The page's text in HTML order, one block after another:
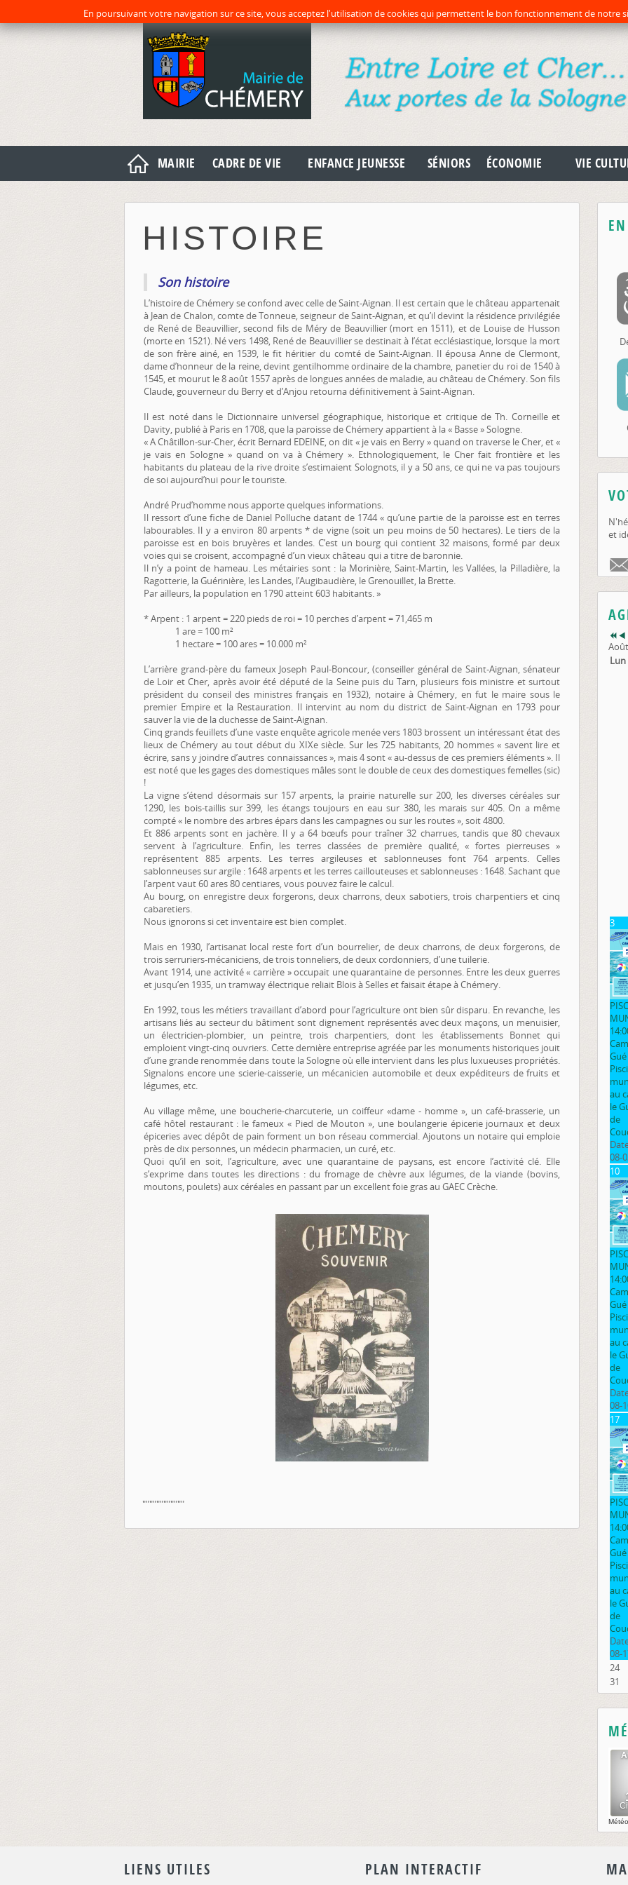
MAIRIE CADRE DE VIE ENFANCE JEUNESSE SÉNIORS ÉCONOMIE VIE
HISTOIRE
Son histoire
L’histoire de Chémery se confond avec celle de Saint-Aignan. Il est certain que le château appartenait
à Jean de Chalon, comte de Tonneue, seigneur de Saint-Aignan, et qu’il devint la résidence privilégiée
de René de Beauvillier, second fils de Méry de Beauvillier (mort en 1511), et de Louise de Husson
(morte en 1521). Né vers 1498, René de Beauvillier se destinait à l’état ecclésiastique, lorsque la mort
de son frère ainé, en 1539, le fit héritier du comté de Saint-Aignan. Il épousa Anne de Clermont,
dame d’honneur de la reine, devint gentilhomme ordinaire de la chambre, panetier du roi de 1540 à
1545, et mourut le 8 août 1557 après de longues années de maladie, au château de Chémery. Son fils
Claude, gouverneur du Berry et d’Anjou retourna définitivement à Saint-Aignan.
Il est noté dans le Dictionnaire universel géographique, historique et critique de Th. Corneille et
Davity, publié à Paris en 1708, que la paroisse de Chémery appartient à la « Basse » Sologne.
« A Châtillon-sur-Cher, écrit Bernard EDEINE, on dit « je vais en Berry » quand on traverse le Cher, et «
je vais en Sologne » quand on va à Chémery ». Ethnologiquement, le Cher fait frontière et les
habitants du plateau de la rive droite s’estimaient Solognots, il y a 50 ans, ce qui ne va pas toujours
de soi aujourd’hui pour le touriste.
André Prud’homme nous apporte quelques informations.
Il ressort d’une fiche de Daniel Polluche datant de 1744 « qu’une partie de la paroisse est en terres
labourables. Il y a environ 80 arpents * de vigne (soit un peu moins de 50 hectares). Le tiers de la
paroisse est en bois bruyères et landes. C’est un bourg qui contient 32 maisons, formé par deux
voies qui se croisent, accompagné d’un vieux château qui a titre de baronnie.
Il n’y a point de hameau. Les métairies sont : la Morinière, Saint-Martin, les Vallées, la Pilladière, la
Ragotterie, la Guérinière, les Landes, l’Augibaudière, le Grenouillet, la Brette.
Par ailleurs, la population en 1790 atteint 603 habitants. »
* Arpent : 1 arpent = 220 pieds de roi = 10 perches d’arpent = 71,465 m
1 are = 100 m²
1 hectare = 100 ares = 10.000 m²
L’arrière grand-père du fameux Joseph Paul-Boncour, (conseiller général de Saint-Aignan, sénateur
de Loir et Cher, après avoir été député de la Seine puis du Tarn, plusieurs fois ministre et surtout
président du conseil des ministres français en 1932), notaire à Chémery, en fut le maire sous le
premier Empire et la Restauration. Il intervint au nom du district de Saint-Aignan en 1793 pour
sauver la vie de la duchesse de Saint-Aignan.
Cinq grands feuillets d’une vaste enquête agricole menée vers 1803 brossent un intéressant état des
lieux de Chémery au tout début du XIXe siècle. Sur les 725 habitants, 20 hommes « savent lire et
écrire, sans y joindre d’autres connaissances », mais 4 sont « au-dessus de ces premiers éléments ». Il
est noté que les gages des domestiques mâles sont le double de ceux des domestiques femelles (sic)
!
La vigne s’étend désormais sur 157 arpents, la prairie naturelle sur 200, les diverses céréales sur
1290, les bois-taillis sur 399, les étangs toujours en eau sur 380, les marais sur 405. On a même
compté « le nombre des arbres épars dans les campagnes ou sur les routes », soit 4800.
Et 886 arpents sont en jachère. Il y a 64 bœufs pour traîner 32 charrues, tandis que 80 chevaux
servent à l’agriculture. Enfin, les terres classées de première qualité, « fortes pierreuses »
représentent 885 arpents. Les terres argileuses et sablonneuses font 764 arpents. Celles
sablonneuses sur argile : 1648 arpents et les terres caillouteuses et sablonneuses : 1648. Sachant que
l’arpent vaut 60 ares 80 centiares, vous pouvez faire le calcul.
Au bourg, on enregistre deux forgerons, deux charrons, deux sabotiers, trois charpentiers et cinq
cabaretiers.
Nous ignorons si cet inventaire est bien complet.
Mais en 1930, l’artisanat local reste fort d’un bourrelier, de deux charrons, de deux forgerons, de
trois serruriers-mécaniciens, de trois tonneliers, de deux cordonniers, d’une tuilerie.
Avant 1914, une activité « carrière » occupait une quarantaine de personnes. Entre les deux guerres
et jusqu’en 1935, un tramway électrique reliait Blois à Selles et faisait étape à Chémery.
En 1992, tous les métiers travaillant d’abord pour l’agriculture ont bien sûr disparu. En revanche, les
artisans liés au secteur du bâtiment sont dignement représentés avec deux maçons, un menuisier,
un électricien-plombier, un peintre, trois charpentiers, dont les établissements Bonnet qui
emploient vingt-cinq ouvriers. Cette dernière entreprise agréée par les monuments historiques jouit
d’une grande renommée dans toute la Sologne où elle intervient dans les plus luxueuses propriétés.
Signalons encore une scierie-caisserie, un mécanicien automobile et deux expéditeurs de fruits et
légumes, etc.
Au village même, une boucherie-charcuterie, un coiffeur «dame - homme », un café-brasserie, un
café hôtel restaurant : le fameux « Pied de Mouton », une boulangerie épicerie journaux et deux
épiceries avec dépôt de pain forment un bon réseau commercial. Ajoutons un notaire qui emploie
près de dix personnes, un médecin pharmacien, un curé, etc.
Quoi qu’il en soit, l’agriculture, avec une quarantaine de paysans, est encore l’activité clé. Elle
s’exprime dans toutes les directions : du fromage de chèvre aux légumes, de la viande (bovins,
moutons, poulets) aux céréales en passant par un excellent foie gras au GAEC Crèche.
""""""""""""
et
Lun
3
Gué
au
le
de
08-
10
Gué
au
le
de
08-
17
Gué
au
le
de
08-
24
31
LIENS UTILES PLAN INTERACTIF
En poursuivant votre navigation sur ce site, vous acceptez l'utilisation de cookies qui permettent le bon fonctionnement de notre